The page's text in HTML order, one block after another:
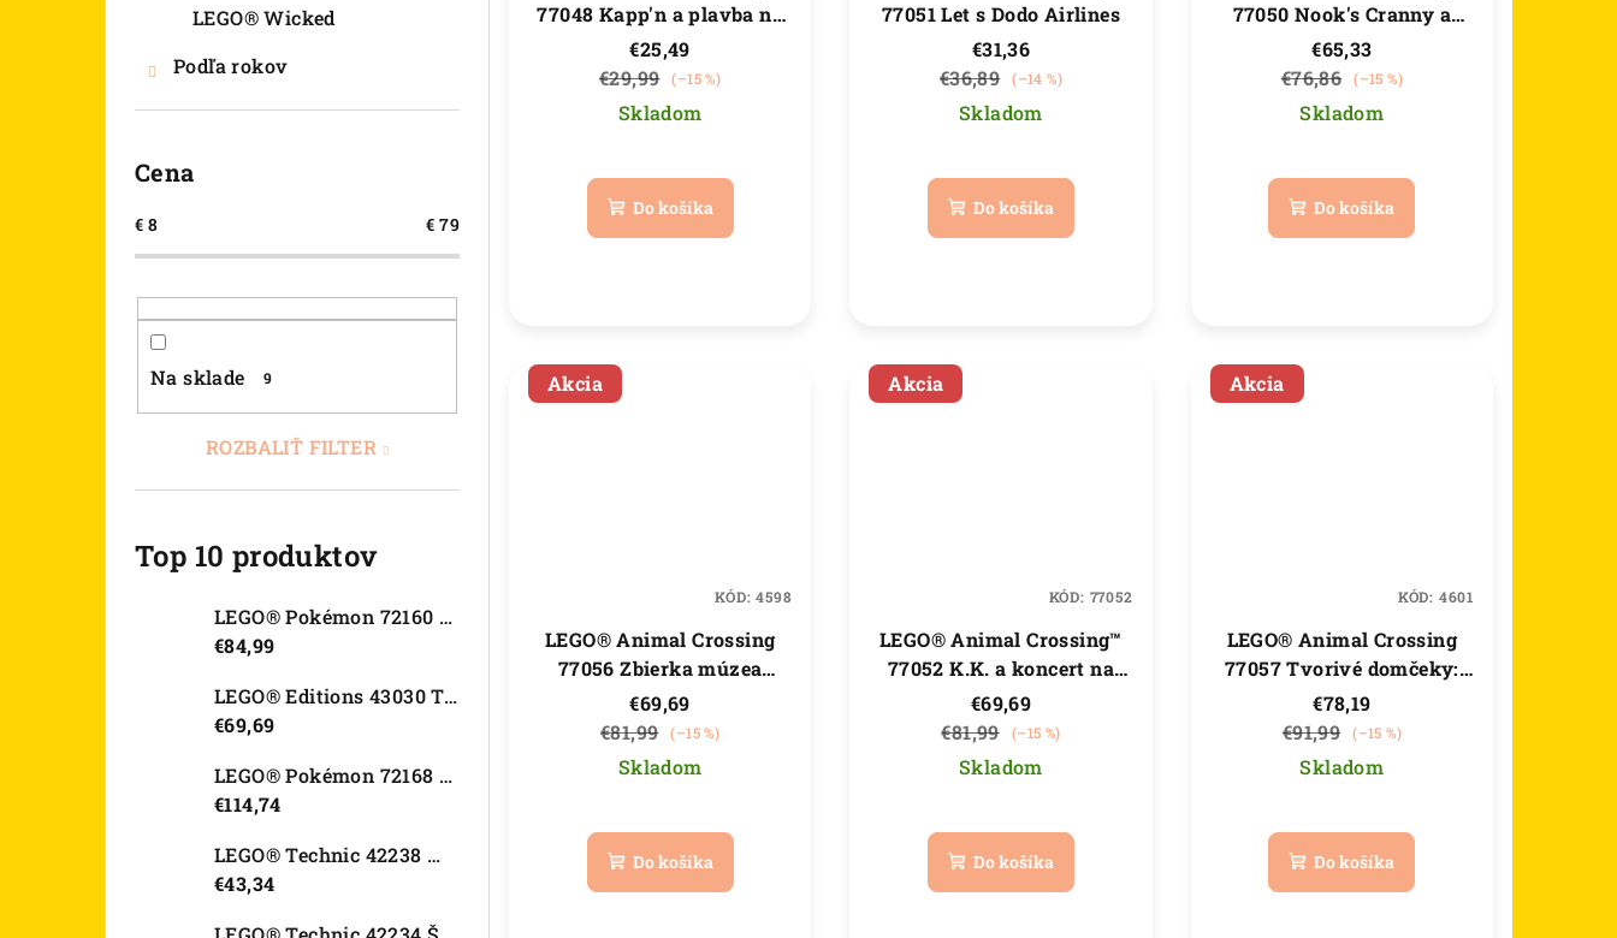
LEGO® Wicked
Podľa rokov
Cena
€ 8 €79
Na sklade 9
ROZBALIŤ FILTER
Top 10 produktov
LEGO® Pokémon 72160 Arcanine
€84,99
LEGO® Editions 43030 Tajná skrýša Olivie Rodrigo
€69,69
LEGO® Pokémon 72168 Rayquaza
€114,74
LEGO® Technic 42238 Motorka Ducati Desmo450 MX Factory
€43,34
77048 Kapp'n a plavba na
ostrov
€25,49
€29,99
(–15 %)
Skladom
hodnotenie
produktu
je
Do košíka
77051 Let s Dodo Airlines
€31,36
€36,89
(–14 %)
Skladom
Do košíka
77050 Nook's Cranny a
dom Rosie
€65,33
€76,86
(–15 %)
Skladom
Do košíka
Akcia
LEGO® Animal Crossing
77056 Zbierka múzea
Blathers
€69,69
€81,99
(–15 %)
Skladom
hodnotenie
produktu
je
Do košíka
KÓD:4598
Akcia
LEGO® Animal Crossing™
77052 K.K. a koncert na
námestí
€69,69
€81,99
(–15 %)
Skladom
Do košíka
KÓD: 77052
Akcia
LEGO® Animal Crossing
77057 Tvorivé domčeky:
Obdobia zábavy
€78,19
€91,99
(–15 %)
Skladom
hodnotenie
produktu
je
Do košíka
KÓD: 4601